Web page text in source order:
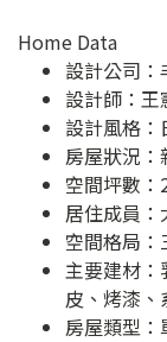
Home Data
設計公司：
設計師：王
設計風格
房屋狀況
空間坪數
居住成員：
空間格局：
主要建材
皮、烤漆
房屋類型：